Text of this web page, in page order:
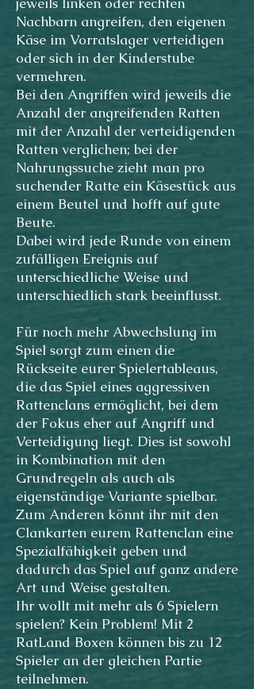
Nachbarn angreifen, den eigenen
Käse im Vorratslager verteidigen
oder sich in der Kinderstube
vermehren.
Bei den Angriffen wird jeweils die
Anzahl der angreifenden Ratten
mit der Anzahl der verteidigenden
Ratten verglichen; bei der
Nahrungssuche zieht man pro
suchender Ratte ein Käsestück aus
einem Beutel und hofft auf gute
Beute.
Dabei wird jede Runde von einem
zufälligen Ereignis auf
unterschiedliche Weise und
unterschiedlich stark beeinflusst.
Für noch mehr Abwechslung im
Spiel sorgt zum einen die
Rückseite eurer Spielertableaus,
die das Spiel eines aggressiven
Rattenclans ermöglicht, bei dem
der Fokus eher auf Angriff und
Verteidigung liegt. Dies ist sowohl
in Kombination mit den
Grundregeln als auch als
eigenständige Variante spielbar.
Zum Anderen könnt ihr mit den
Clankarten eurem Rattenclan eine
Spezialfähigkeit geben und
dadurch das Spiel auf ganz andere
Art und Weise gestalten.
Ihr wollt mit mehr als 6 Spielern
spielen? Kein Problem! Mit 2
RatLand Boxen können bis zu 12
Spieler an der gleichen Partie
teilnehmen.